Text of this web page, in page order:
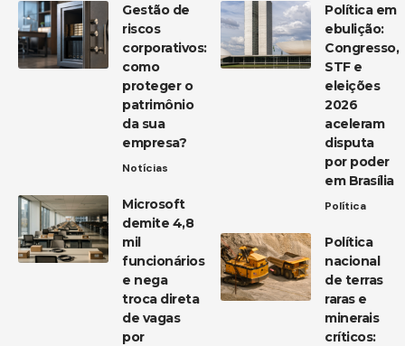
Gestão de
riscos
corporativos:
como
proteger o
patrimônio
da sua
empresa?
Notícias
Microsoft
demite 4,8
mil
funcionários
e nega
troca direta
de vagas
por
Política em
ebulição:
Congresso,
STF e
eleições
2026
aceleram
disputa
por poder
em Brasília
Política
Política
nacional
de terras
raras e
minerais
críticos: